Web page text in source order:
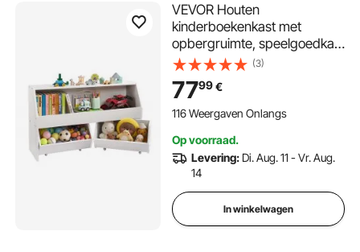
VEVOR Houten
kinderboekenkast met
opbergruimte, speelgoedkast
met 2 mobiele lades,
speelgoedopbergkast,
speelgoedplank voor
slaapkamer, kinderkamer,
(3)
7799€
116 Weergaven Onlangs
Op voorraad.
Levering: Di. Aug. 11 - Vr. Aug.
14
In winkelwagen